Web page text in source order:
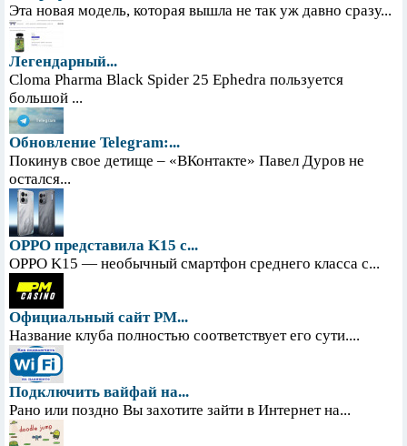
Эта новая модель, которая вышла не так уж давно сразу...
Легендарный...
Cloma Pharma Black Spider 25 Ephedra пользуется
большой ...
Обновление Telegram:...
Покинув свое детище – «ВКонтакте» Павел Дуров не
остался...
OPPO представила K15 с...
OPPO K15 — необычный смартфон среднего класса с...
Официальный сайт PM...
Название клуба полностью соответствует его сути....
Подключить вайфай на...
Рано или поздно Вы захотите зайти в Интернет на...